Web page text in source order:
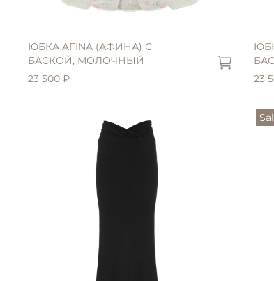
ЮБКА AFINA (АФИНА) С
БАСКОЙ, МОЛОЧНЫЙ
23 500 ₽
23